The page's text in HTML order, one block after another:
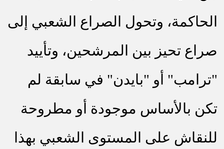
الحاكمة، وتحول الصراع الشعبي إلى
صراع تحيز بين المرشحين، وتأييد
"ترامب" أو "بايدن" في سابقة لم
تكن بالأساس موجودة أو مطروحة
للنقاش على المستوى الشعبي بهذا